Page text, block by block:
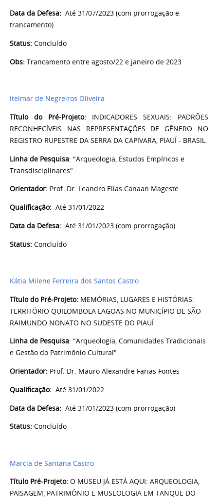
Data da Defesa: Até 31/07/2023 (com prorrogação e
trancamento)
Status: Concluído
Obs: Trancamento entre agosto/22 e janeiro de 2023
Itelmar de Negreiros Oliveira
Título do Pré-Projeto: INDICADORES SEXUAIS: PADRÕES
RECONHECÍVEIS NAS REPRESENTAÇÕES DE GÊNERO NO
REGISTRO RUPESTRE DA SERRA DA CAPIVARA, PIAUÍ - BRASIL.
Linha de Pesquisa: "Arqueologia, Estudos Empíricos e
Transdisciplinares"
Orientador: Prof. Dr. Leandro Elias Canaan Mageste
Qualificação: Até 31/01/2022
Data da Defesa: Até 31/01/2023 (com prorrogação)
Status: Concluído
Kátia Milene Ferreira dos Santos Castro
Título do Pré-Projeto: MEMÓRIAS, LUGARES E HISTÓRIAS:
TERRITÓRIO QUILOMBOLA LAGOAS NO MUNICÍPIO DE SÃO
RAIMUNDO NONATO NO SUDESTE DO PIAUÍ
Linha de Pesquisa: "Arqueologia, Comunidades Tradicionais
e Gestão do Patrimônio Cultural"
Orientador: Prof. Dr. Mauro Alexandre Farias Fontes
Qualificação: Até 31/01/2022
Data da Defesa: Até 31/01/2023 (com prorrogação)
Status: Concluído
Marcia de Santana Castro
Título Pré-Projeto: O MUSEU JÁ ESTÁ AQUI: ARQUEOLOGIA,
PAISAGEM, PATRIMÔNIO E MUSEOLOGIA EM TANQUE DO